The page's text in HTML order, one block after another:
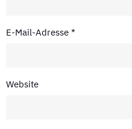
E-Mail-Adresse *
Website